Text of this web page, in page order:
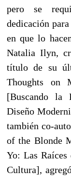
pero se
dedicación
en que lo
Natalia Ilyn,
título de su
Thoughts on
[Buscando la
Diseño
también co-
of the Blonde
Yo: Las
Cultura],